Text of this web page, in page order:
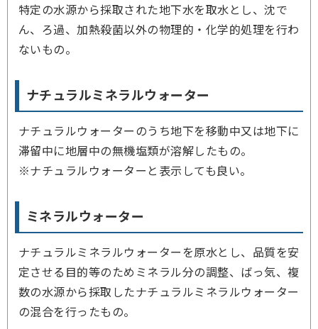
特定の水源から採取された地下水を取水とし、沈で
ん、ろ過、加熱殺菌以外の物理的・化学的処理を行わ
ないもの。
ナチュラルミネラルウォーター
ナチュラルウォーターのうち地下を移動中又は地下に
滞留中に地層中の無機塩類が溶解したもの。
※ナチュラルウォーターと表示しても良い。
ミネラルウォーター
ナチュラルミネラルウォーターを原水とし、品質を安
定させる目的等のためミネラル分の調整、ばっ気、複
数の水源から採取したナチュラルミネラルウォーター
の混合を行ったもの。